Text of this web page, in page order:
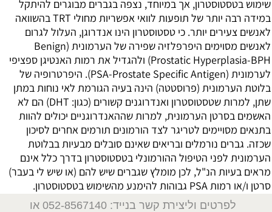
שימוש בטסטוסטרון, אך במיוחד, נצפה בגברים מבוגרים להיתקל
במידה רבה יותר של תופעות לוואי אפשריות מחולי TRT בהשוואה
לאנשים צעירים יותר. כי טסטוסטרון הינו אנדרוגן, העלול לגרום
לאנשים מסוימים היפרפלזיה שפירה של הערמונית (Benign
Prostatic Hyperplasia-BPH) ולהגדיל את רמות האנטיגן ספציפי
לערמונית (PSA-Prostate Specific Antigen). היפרטרופיה של
בלוטת הערמונית (פרוסטטה) הינה בעיה הגורמת לאי נוחות במתן
שתן, למרות שטסטוסטרון ואנדרוגנים קשורים (כגון: DHT) הם לא
האשמים בסרטן הערמונית, למרות שההאנדרוגניים יכולים להוות
בתנאים מסויימים לטריגר לצד הורמונים תורמים אחרים לסיכון
שכזה. גברים נורמלים ובריאים שאינם סובלים מבעיות בבלוטת
הערמונית לפני הטיפול ההורמונלי בטסטוסטרון בדרך כלל אינם
מראים בעיות הנ"ל, לכן מומלץ שגברים שיש להם (או שיש לי בעבר)
סרטן ו/או רמות PSA גבוהות להימנע מהשימוש בטסטוסטרון.
לפרטים וליצירת קשר בנייד: 052-8567140
או